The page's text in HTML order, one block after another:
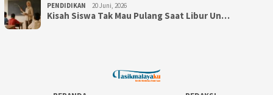
PENDIDIKAN 20 Juni, 2026
Kisah Siswa Tak Mau Pulang Saat Libur Un…